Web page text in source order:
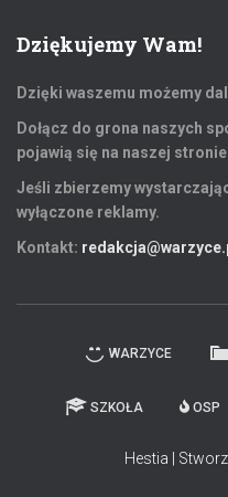
Dziękujemy Wam!
Dzięki waszemu możemy
Dołącz do grona naszych
pojawią się na naszej
Jeśli zbierzemy
wyłączone reklamy.
Kontakt:
WARZYCE
SZKOŁA OSP
Hestia |